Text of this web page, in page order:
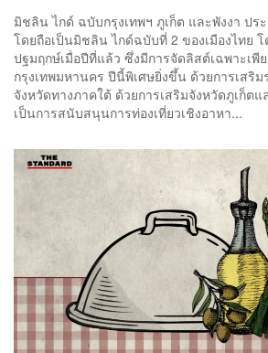
มิชลิน ไกด์ ฉบับกรุงเทพฯ ภูเก็ต และพังงา ปร
โดยถือเป็นมิชลิน ไกด์ฉบับที่ 2 ของเมืองไทย
ปฐมฤกษ์เมื่อปีที่แล้ว ซึ่งมีการจัดลิสต์เฉพาะเพี
กรุงเทพมหานคร ปีนี้พิเศษยิ่งขึ้น ด้วยการเสริ
จังหวัดทางภาคใต้ ด้วยการเสริมจังหวัดภูเก็ต
เป็นการสนับสนุนการท่องเที่ยวเชิงอาหา...